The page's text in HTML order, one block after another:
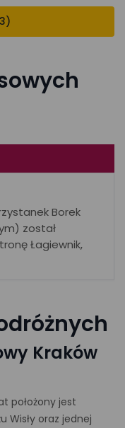
Borek
został
Łagiewnik,
Kraków
położony jest
Wisły oraz jednej